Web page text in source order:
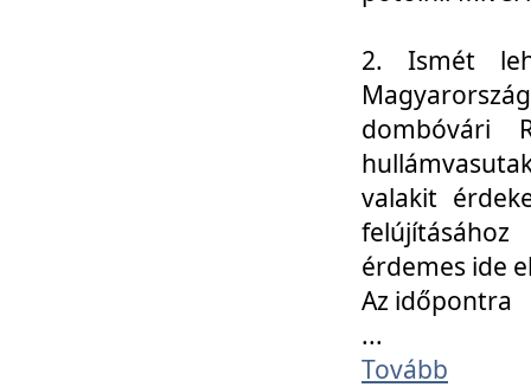
2. Ismét
dombóvári
valakit
érdemes ide
Az időpontra
...
Tovább